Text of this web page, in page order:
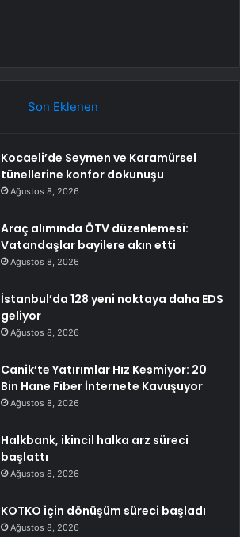
Son Eklenen
Kocaeli’de Seymen ve Karamürsel
tünellerine konfor dokunuşu
Ağustos 8, 2026
Araç alımında ÖTV düzenlemesi:
Vatandaşlar bayilere akın etti
Ağustos 8, 2026
İstanbul’da 128 yeni noktaya daha EDS
geliyor
Ağustos 8, 2026
Canik’te Yatırımlar Hız Kesmiyor: 20
Bin Hane Fiber İnternete Kavuşuyor
Ağustos 8, 2026
Halkbank, ikincil halka arz süreci
başlattı
Ağustos 8, 2026
KOTKO için dönüşüm süreci başladı
Ağustos 8, 2026